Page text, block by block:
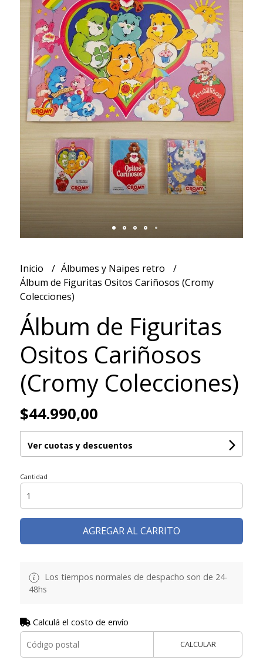
Inicio
Álbumes y Naipes retro
Álbum de Figuritas Ositos Cariñosos (Cromy
Colecciones)
Álbum de Figuritas
Ositos Cariñosos
(Cromy Colecciones)
$44.990,00
Ver cuotas y descuentos
Cantidad
AGREGAR AL CARRITO
Los tiempos normales de despacho son de 24-
48hs
Calculá el costo de envío
CALCULAR